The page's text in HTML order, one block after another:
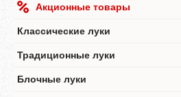
Акционные товары
Классические луки
Традиционные луки
Блочные луки